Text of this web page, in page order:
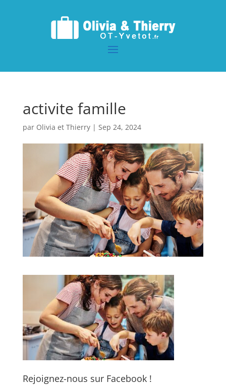
activite famille
par Olivia et Thierry| Sep 24, 2024
Rejoignez-nous sur Facebook !